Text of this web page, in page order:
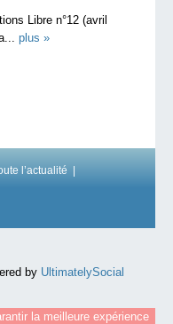
Libre n°12 (avril
plus »
l’actualité
by UltimatelySocial
la meilleure expérience